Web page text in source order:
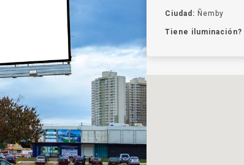
Ciudad: Ñemby
Tiene iluminación?